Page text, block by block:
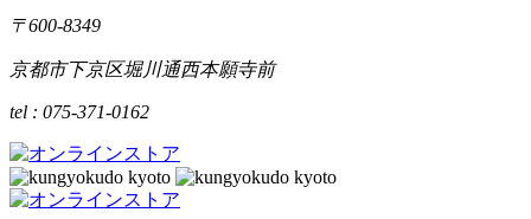
〒600-8349
京都市下京区堀川通西本願寺前
tel : 075-371-0162